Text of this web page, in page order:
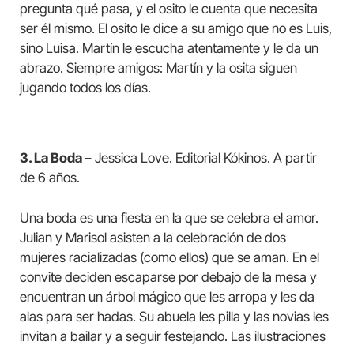
pregunta qué pasa, y el osito le cuenta que necesita
ser él mismo. El osito le dice a su amigo que no es Luis,
sino Luisa. Martín le escucha atentamente y le da un
abrazo. Siempre amigos: Martín y la osita siguen
jugando todos los días.
3. La Boda– Jessica Love. Editorial Kókinos. A partir
de 6 años.
Una boda es una fiesta en la que se celebra el amor.
Julian y Marisol asisten a la celebración de dos
mujeres racializadas (como ellos) que se aman. En el
convite deciden escaparse por debajo de la mesa y
encuentran un árbol mágico que les arropa y les da
alas para ser hadas. Su abuela les pilla y las novias les
invitan a bailar y a seguir festejando. Las ilustraciones